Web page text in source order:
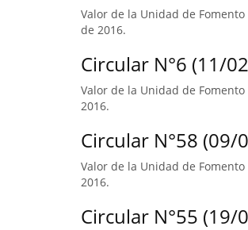
Valor de la Unidad de
de 2016.
Circular N°6 (11/
Valor de la Unidad de
2016.
Circular N°58 (09/
Valor de la Unidad de
2016.
Circular N°55 (19/